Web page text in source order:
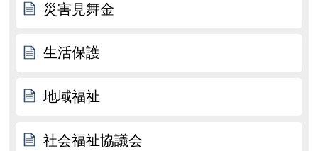
災害見舞金
生活保護
地域福祉
社会福祉協議会